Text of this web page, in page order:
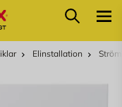
Sök
Elinstallation